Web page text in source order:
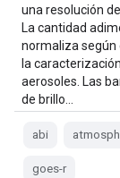
una resolución
La cantidad
normaliza según
la
aerosoles. Las
de brillo…
abi
goes-r